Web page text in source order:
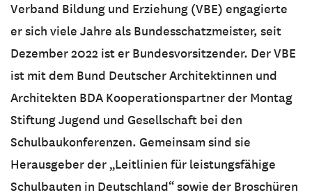
Verband Bildung und Erziehung (VBE) engagierte
er sich viele Jahre als Bundesschatzmeister, seit
Dezember 2022 ist er Bundesvorsitzender. Der VBE
ist mit dem Bund Deutscher Architektinnen und
Architekten BDA Kooperationspartner der Montag
Stiftung Jugend und Gesellschaft bei den
Schulbaukonferenzen. Gemeinsam sind sie
Herausgeber der „Leitlinien für leistungsfähige
Schulbauten in Deutschland“ sowie der Broschüren